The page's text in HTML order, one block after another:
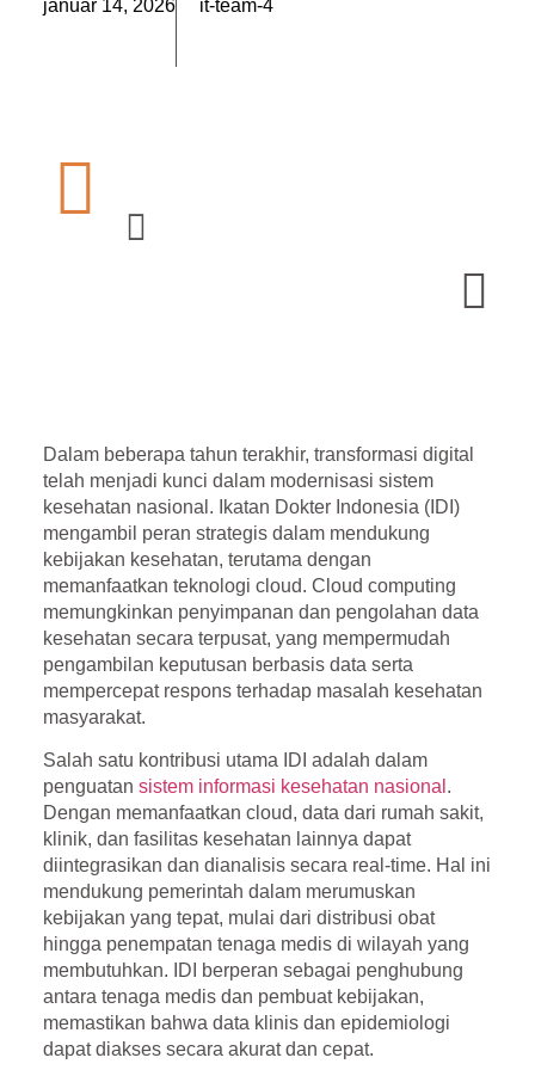
január 14, 2026 it-team-4
Dalam beberapa tahun terakhir, transformasi digital
telah menjadi kunci dalam modernisasi sistem
kesehatan nasional.
Ikatan Dokter Indonesia (IDI)
mengambil peran strategis dalam mendukung
kebijakan kesehatan, terutama dengan
memanfaatkan teknologi cloud. Cloud computing
memungkinkan penyimpanan dan pengolahan data
kesehatan secara terpusat, yang mempermudah
pengambilan keputusan berbasis data serta
mempercepat respons terhadap masalah kesehatan
masyarakat.
Salah satu kontribusi utama IDI adalah dalam
penguatan sistem informasi kesehatan nasional .
Dengan memanfaatkan cloud, data dari rumah sakit,
klinik, dan fasilitas kesehatan lainnya dapat
diintegrasikan dan dianalisis secara real-time. Hal ini
mendukung pemerintah dalam merumuskan
kebijakan yang tepat, mulai dari distribusi obat
hingga penempatan tenaga medis di wilayah yang
membutuhkan. IDI berperan sebagai penghubung
antara tenaga medis dan pembuat kebijakan,
memastikan bahwa data klinis dan epidemiologi
dapat diakses secara akurat dan cepat.